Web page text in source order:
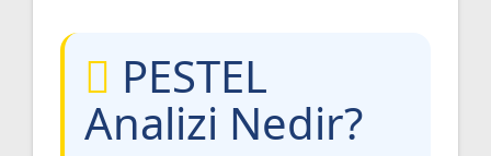
PESTEL
Analizi Nedir?